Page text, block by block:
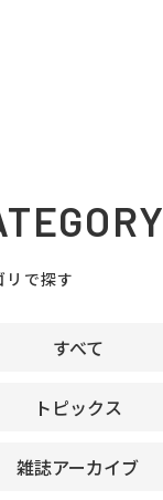
リで探す
すべて
トピックス
雑誌アーカイブ